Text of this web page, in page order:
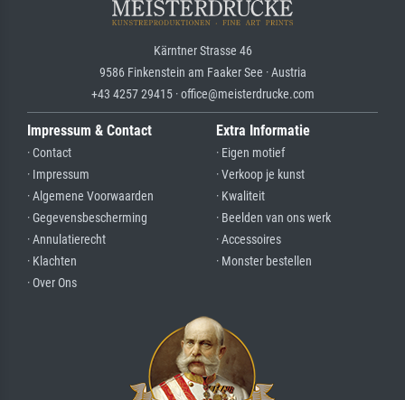
Kärntner Strasse 46
9586 Finkenstein am Faaker See · Austria
+43 4257 29415 · office@meisterdrucke.com
Impressum & Contact
· Contact
· Impressum
· Algemene Voorwaarden
· Gegevensbescherming
· Annulatierecht
· Klachten
· Over Ons
Extra Informatie
· Eigen motief
· Verkoop je kunst
· Kwaliteit
· Beelden van ons werk
· Accessoires
· Monster bestellen